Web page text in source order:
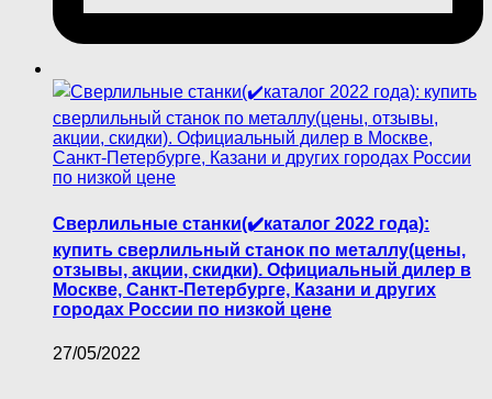
Сверлильные станки(✔️каталог 2022 года):
купить сверлильный станок по металлу(цены,
отзывы, акции, скидки). Официальный дилер в
Москве, Санкт-Петербурге, Казани и других
городах России по низкой цене
27/05/2022